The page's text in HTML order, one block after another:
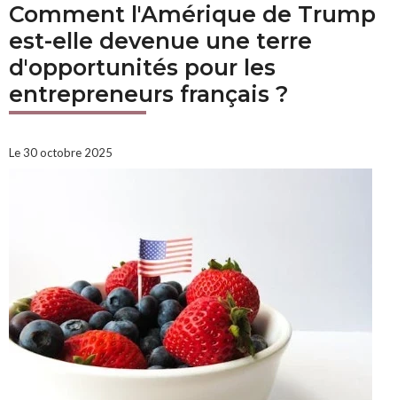
Comment l'Amérique de Trump
est-elle devenue une terre
d'opportunités pour les
entrepreneurs français ?
Le 30 octobre 2025